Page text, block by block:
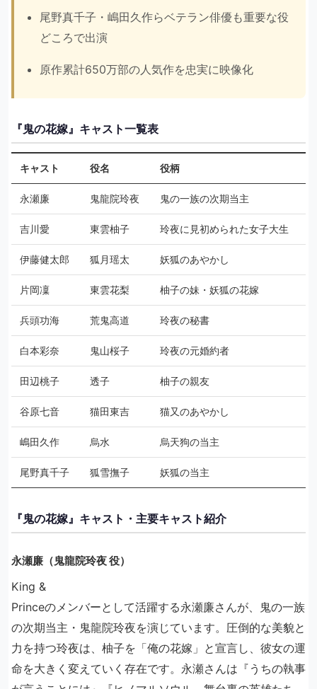
尾野真千子・嶋田久作らベテラン俳優も重要な役
どころで出演
原作累計650万部の人気作を忠実に映像化
『鬼の花嫁』キャスト一覧表
キャスト 役名 役柄
永瀬廉 鬼龍院玲夜 鬼の一族の次期当主
吉川愛 東雲柚子 玲夜に見初められた女子大生
伊藤健太郎 狐月瑶太 妖狐のあやかし
片岡凜 東雲花梨 柚子の妹・妖狐の花嫁
兵頭功海 荒鬼高道 玲夜の秘書
白本彩奈 鬼山桜子 玲夜の元婚約者
田辺桃子 透子 柚子の親友
谷原七音 猫田東吉 猫又のあやかし
嶋田久作 烏水 烏天狗の当主
尾野真千子 狐雪撫子 妖狐の当主
『鬼の花嫁』キャスト・主要キャスト紹介
永瀬廉（鬼龍院玲夜 役）
King &
Princeのメンバーとして活躍する永瀬廉さんが、鬼の一族
の次期当主・鬼龍院玲夜を演じています。圧倒的な美貌と
力を持つ玲夜は、柚子を「俺の花嫁」と宣言し、彼女の運
命を大きく変えていく存在です。永瀬さんは『うちの執事